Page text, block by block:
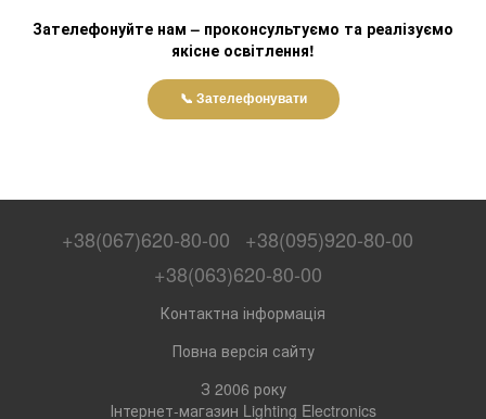
Зателефонуйте нам – проконсультуємо та реалізуємо
якісне освітлення!
📞 Зателефонувати
+38(067)620-80-00
+38(095)920-80-00
+38(063)620-80-00
Контактна інформація
Повна версія сайту
З 2006 року
Інтернет-магазин Lighting Electronics